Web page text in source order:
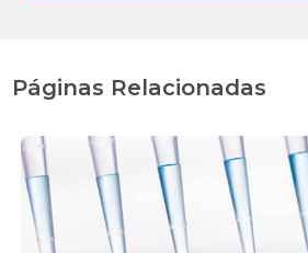
Páginas Relacionadas